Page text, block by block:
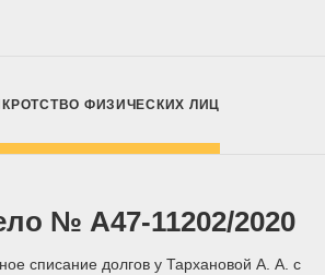
ФИЗИЧЕСКИХ ЛИЦ
№ А47-11202/2020
списание долгов у Тархановой А. А. с